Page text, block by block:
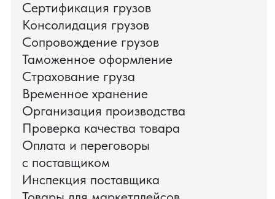
ПАО «Ростелеком» доверяет нам полный
цикл международных поставок — от
поиска и проверки поставщиков до
доставки оборудования.
Мы обеспечили полный цикл работ:
проверку продукции, логистику,
таможенное оформление и контроль
сроков. В результате все товары были
доставлены точно в срок и без
дополнительных рисков.
PRO TORG — проверенный партнёр по
международной логистике для ведущих
федеральных компаний.